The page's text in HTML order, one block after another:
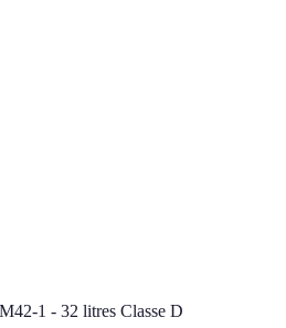
1 - 32 litres Classe D